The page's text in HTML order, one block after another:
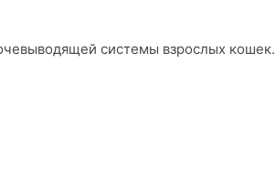
системы взрослых кошек.